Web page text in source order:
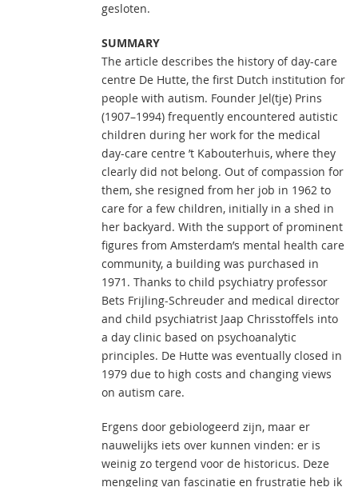
gesloten.
SUMMARY
The article describes the history of day-care
centre De Hutte, the first Dutch institution for
people with autism. Founder Jel(tje) Prins
(1907–1994) frequently encountered autistic
children during her work for the medical
day-care centre ’t Kabouterhuis, where they
clearly did not belong. Out of compassion for
them, she resigned from her job in 1962 to
care for a few children, initially in a shed in
her backyard. With the support of prominent
figures from Amsterdam’s mental health care
community, a building was purchased in
1971. Thanks to child psychiatry professor
Bets Frijling-Schreuder and medical director
and child psychiatrist Jaap Chrisstoffels into
a day clinic based on psychoanalytic
principles. De Hutte was eventually closed in
1979 due to high costs and changing views
on autism care.
Ergens door gebiologeerd zijn, maar er
nauwelijks iets over kunnen vinden: er is
weinig zo tergend voor de historicus. Deze
mengeling van fascinatie en frustratie heb ik